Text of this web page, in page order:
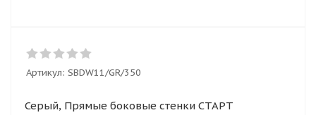
Артикул: SBDW11/GR/350
Серый, Прямые боковые стенки СТАРТ